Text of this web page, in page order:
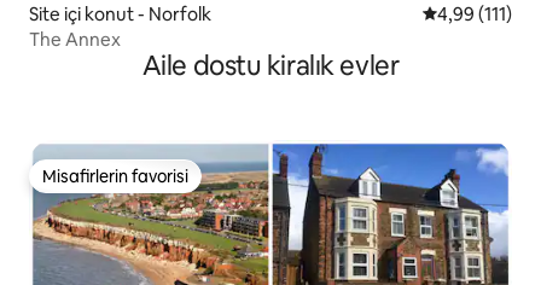
Site içi konut - Norfolk 5 üzerinden
4,99 (111)
The Annex
Aile dostu kiralık evler
Misafirlerin favorisi
Misafirlerin favorisi